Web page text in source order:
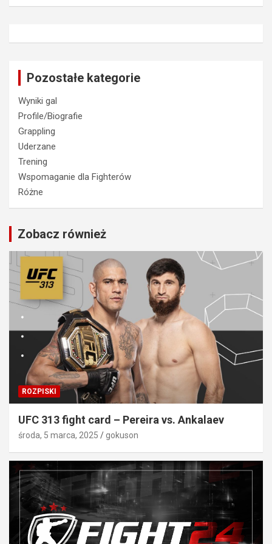
Pozostałe kategorie
Wyniki gal
Profile/Biografie
Grappling
Uderzane
Trening
Wspomaganie dla Fighterów
Różne
Zobacz również
ROZPISKI
UFC 313 fight card – Pereira vs. Ankalaev
środa, 5 marca, 2025 gokuson